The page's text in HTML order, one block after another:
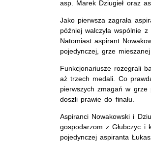
asp. Marek Dziugieł oraz
Jako pierwsza zagrała
później walczyła wspólnie
Natomiast aspirant
pojedynczej, grze
Funkcjonariusze rozegrali
aż trzech medali. Co
pierwszych zmagań w
doszli prawie do finału.
Aspiranci Nowakowski i
gospodarzom z Głubczyc i
pojedynczej aspiranta